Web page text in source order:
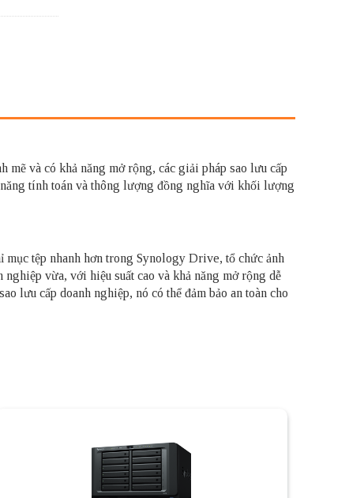
và có khả năng mở rộng, các giải pháp sao lưu cấp
tính toán và thông lượng đồng nghĩa với khối lượng
tệp nhanh hơn trong Synology Drive, tổ chức ảnh
vừa, với hiệu suất cao và khả năng mở rộng dễ
lưu cấp doanh nghiệp, nó có thể đảm bảo an toàn cho